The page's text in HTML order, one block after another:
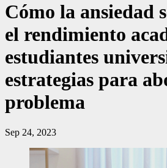
Cómo la ansiedad
el rendimiento
estudiantes
estrategias para
problema
Sep 24, 2023